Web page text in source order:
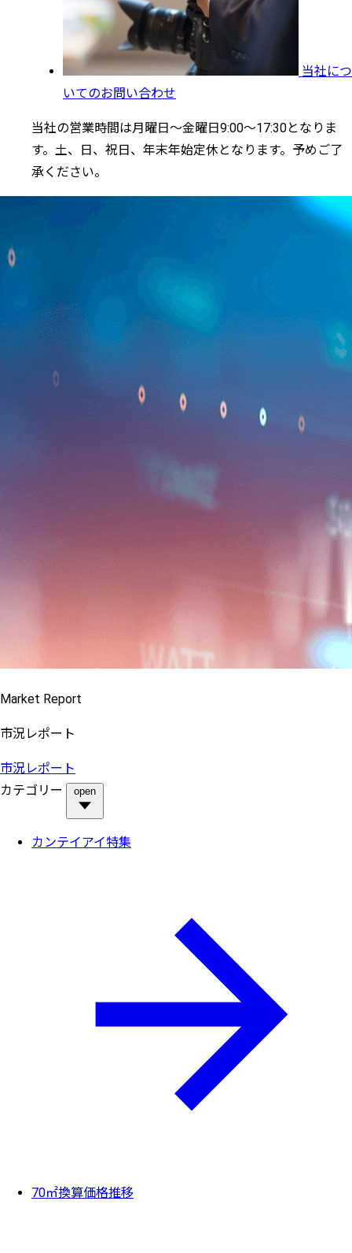
当社につ
いてのお問い合わせ
当社の営業時間は月曜日～金曜日9:00～17:30となりま
す。土、日、祝日、年末年始定休となります。予めご了
承ください。
Market Report
市況レポート
市況レポート
カテゴリー
open
カンテイアイ特集
70㎡換算価格推移